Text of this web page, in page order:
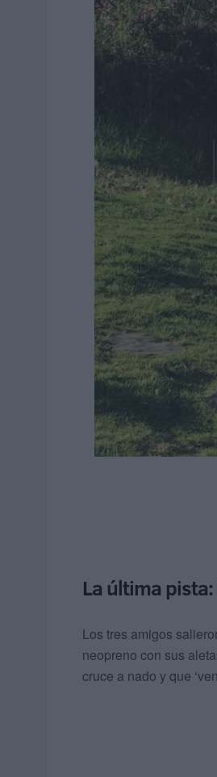
La última
Los tres amigos
neopreno con sus
cruce a nado y que